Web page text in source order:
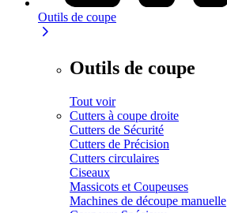
Outils de coupe
Outils de coupe
Tout voir
Cutters à coupe droite
Cutters de Sécurité
Cutters de Précision
Cutters circulaires
Ciseaux
Massicots et Coupeuses
Machines de découpe manuelle